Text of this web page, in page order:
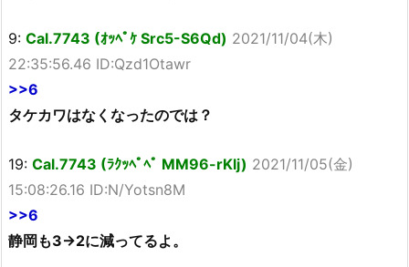
9: Cal.7743 (ｵｯﾍﾟｹ Src5-S6Qd) 2021/11/04(木)
22:35:56.46 ID:Qzd1Otawr
>>6
タケカワはなくなったのでは？
19: Cal.7743 (ﾗｸｯﾍﾟﾍﾟ MM96-rKlj) 2021/11/05(金)
15:08:26.16 ID:N/Yotsn8M
>>6
静岡も3→2に減ってるよ。